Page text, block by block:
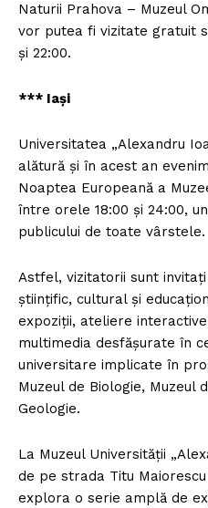
Naturii Prahova – Muzeul
vor putea fi vizitate gratuit
şi 22:00.
*** Iaşi
Universitatea „Alexandru
alătură şi în acest an
Noaptea Europeană a
între orele 18:00 şi 24:00,
publicului de toate vârstele.
Astfel, vizitatorii sunt
ştiinţific, cultural şi
expoziţii, ateliere
multimedia desfăşurate în
universitare implicate în
Muzeul de Biologie, Muzeul
Geologie.
La Muzeul Universităţii
de pe strada Titu
explora o serie amplă de